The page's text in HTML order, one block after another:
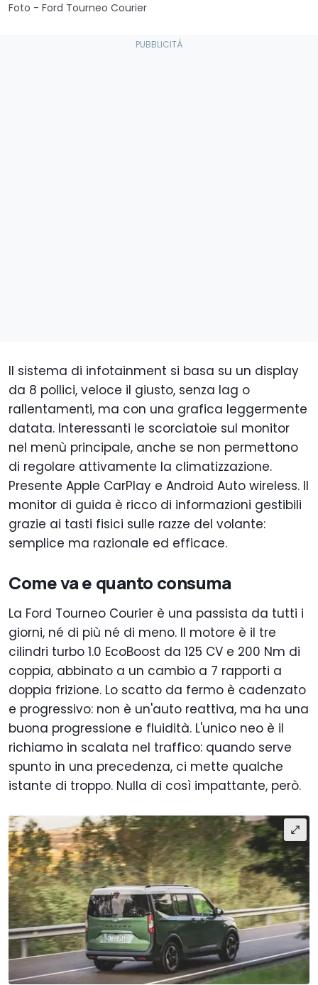
Foto - Ford Tourneo Courier
Il sistema di infotainment si basa su un display
da 8 pollici, veloce il giusto, senza lag o
rallentamenti, ma con una grafica leggermente
datata. Interessanti le scorciatoie sul monitor
nel menù principale, anche se non permettono
di regolare attivamente la climatizzazione.
Presente Apple CarPlay e Android Auto wireless. Il
monitor di guida è ricco di informazioni gestibili
grazie ai tasti fisici sulle razze del volante:
semplice ma razionale ed efficace.
Come va e quanto consuma
La Ford Tourneo Courier è una passista da tutti i
giorni, né di più né di meno. Il motore è il tre
cilindri turbo 1.0 EcoBoost da 125 CV e 200 Nm di
coppia, abbinato a un cambio a 7 rapporti a
doppia frizione. Lo scatto da fermo è cadenzato
e progressivo: non è un'auto reattiva, ma ha una
buona progressione e fluidità. L'unico neo è il
richiamo in scalata nel traffico: quando serve
spunto in una precedenza, ci mette qualche
istante di troppo. Nulla di così impattante, però.